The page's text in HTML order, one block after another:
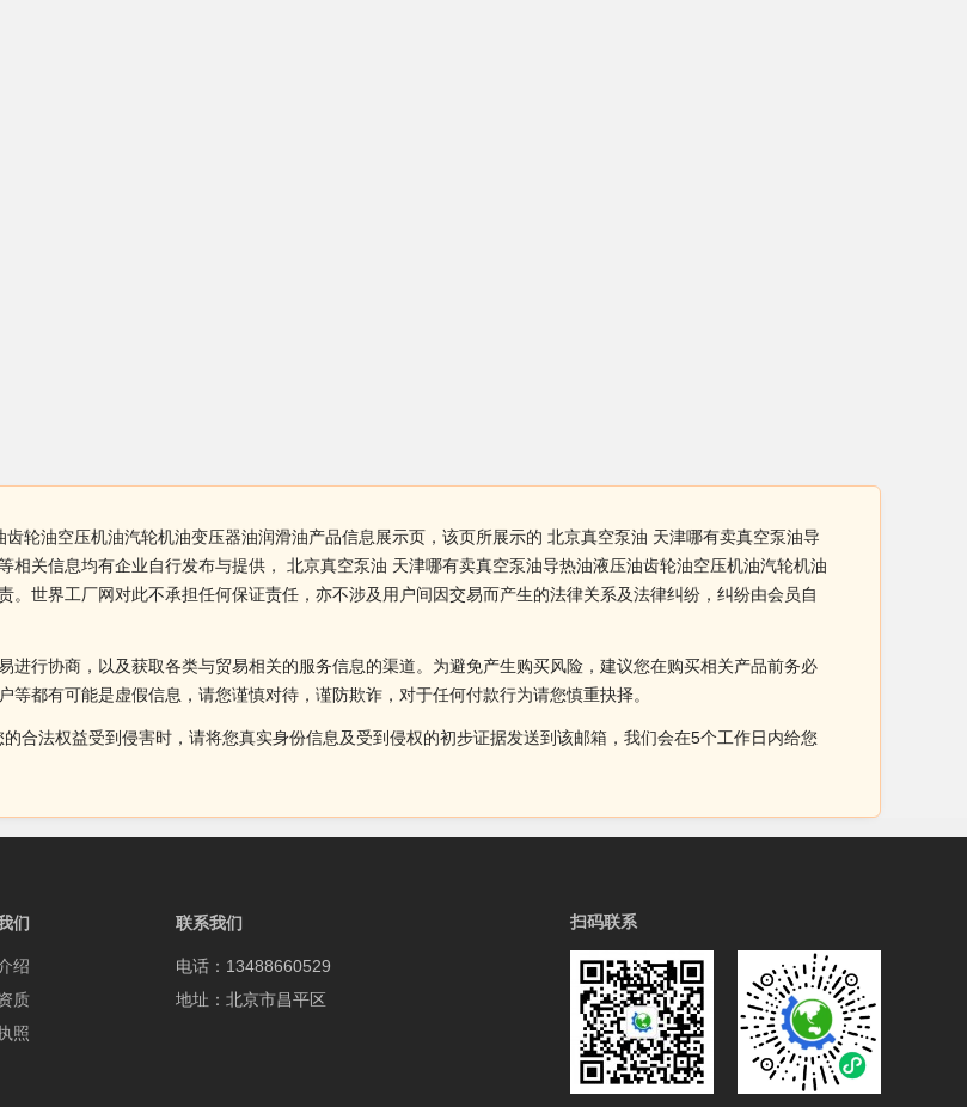
轮油空压机油汽轮机油变压器油润滑油产品信息展示页，该页所展示的 北京真空泵油 天津哪有卖真空泵油导
关信息均有企业自行发布与提供， 北京真空泵油 天津哪有卖真空泵油导热油液压油齿轮油空压机油汽轮机油
世界工厂网对此不承担任何保证责任，亦不涉及用户间因交易而产生的法律关系及法律纠纷，纠纷由会员自
行协商，以及获取各类与贸易相关的服务信息的渠道。为避免产生购买风险，建议您在购买相关产品前务必
都有可能是虚假信息，请您谨慎对待，谨防欺诈，对于任何付款行为请您慎重抉择。
合法权益受到侵害时，请将您真实身份信息及受到侵权的初步证据发送到该邮箱，我们会在5个工作日内给您
们
绍
质
照
联系我们
电话：13488660529
地址：北京市昌平区
扫码联系